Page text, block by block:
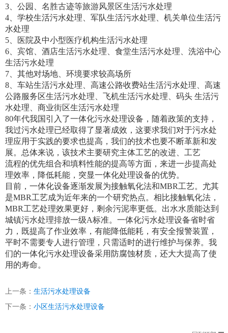
3 、公园、名胜古迹等旅游风景区生活污水处理
4 、学校生活污水处理、军队生活污水处理、机关单位生活污
水处理
5 、医院及中小型医疗机构生活污水处理
6 、宾馆、酒店生活污水处理、食堂生活污水处理、洗浴中心
生活污水处理
7 、其他对场地、环境要求较高场所
8 、车站生活污水处理、高速公路收费站生活污水处理、高速
公路服务区生活污水处理、飞机生活污水处理、码头 生活污
水处理、商业街区生活污水处理
80年代我国引入了一体化污水处理设备，随着政策的支持，
我过污水处理已经取得了显著成效，这要求我们对于污水处
理应用于实践的要求也提高，我们的技术也要不断革新和发
展。总体来说，该技术主要研究主体工艺的改进、工艺
流程的优先组合和填料性能的提高等方面，来进一步提高处
理效率，降低耗能，突显一体化处理设备的优势。
目前，一体化设备逐渐发展为接触氧化法和MBR工艺。尤其
是MBR工艺成为近年来的一个研究热点。相比接触氧化法，
MBR工艺处理效果更好，剩余污泥率更低。出水水质能达到
城镇污水处理排放一级A标准。一体化污水处理设备省时省
力，既提高了作业效率，有能降低能耗，有安全报警装置，
平时不需要专人进行管理，只需适时的进行维护与保养。我
们的一体化污水处理设备采用防腐蚀材质，还大大提高了使
用的寿命。
上一条： 生活污水处理设备
下一条： 小区生活污水处理设备